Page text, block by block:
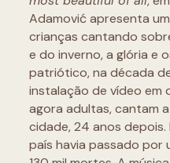
Adamović apresenta
crianças cantando
e do inverno, a glória e
patriótico, na década
instalação de vídeo em
agora adultas, cantam
cidade, 24 anos
país havia passado por